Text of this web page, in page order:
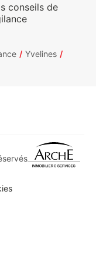
conseils de
Yvelines